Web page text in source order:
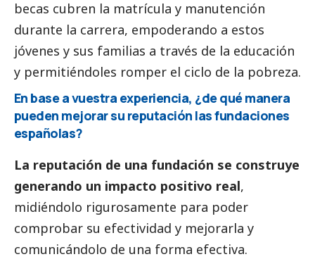
becas cubren la matrícula y manutención
durante la carrera, empoderando a estos
jóvenes y sus familias a través de la educación
y permitiéndoles romper el ciclo de la pobreza.
En base a vuestra experiencia, ¿de qué manera
pueden mejorar su reputación las fundaciones
españolas?
La reputación de una fundación se construye
generando un impacto positivo real,
midiéndolo rigurosamente para poder
comprobar su efectividad y mejorarla y
comunicándolo de una forma efectiva.